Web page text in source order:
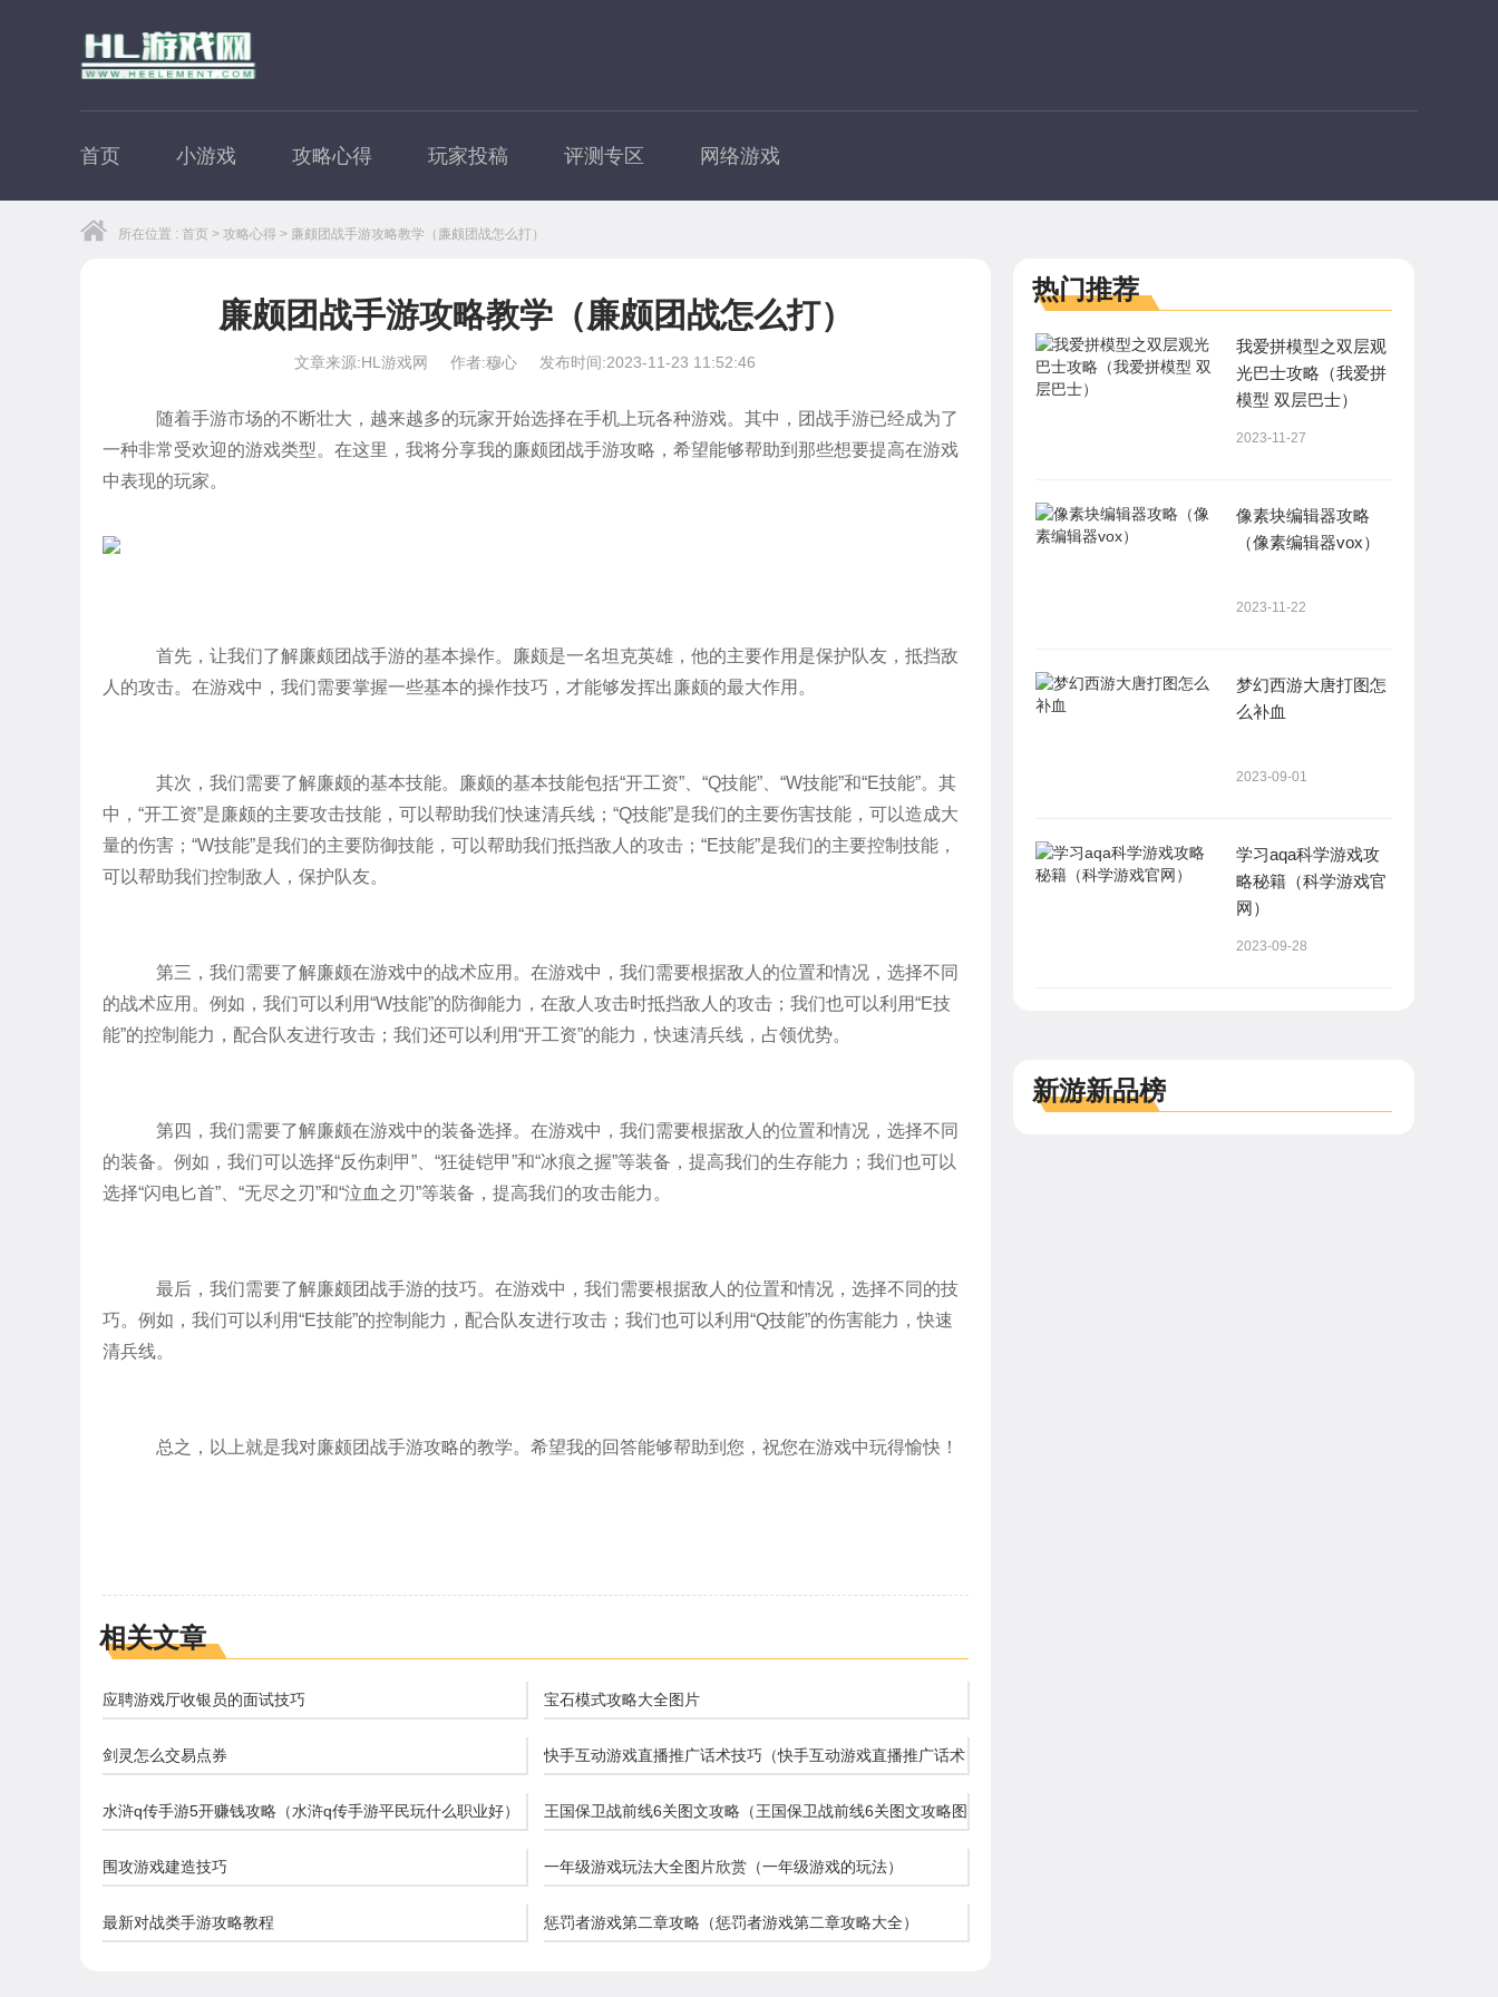
首页 小游戏 攻略心得 玩家投稿 评测专区 网络游戏
所在位置 : 首页 > 攻略心得 > 廉颇团战手游攻略教学（廉颇团战怎么打）
廉颇团战手游攻略教学（廉颇团战怎么打）
文章来源:HL游戏网 作者:穆心 发布时间:2023-11-23 11:52:46
随着手游市场的不断壮大，越来越多的玩家开始选择在手机上玩各种游戏。其中，团战手游已经成为了
一种非常受欢迎的游戏类型。在这里，我将分享我的廉颇团战手游攻略，希望能够帮助到那些想要提高在游戏
中表现的玩家。
首先，让我们了解廉颇团战手游的基本操作。廉颇是一名坦克英雄，他的主要作用是保护队友，抵挡敌
人的攻击。在游戏中，我们需要掌握一些基本的操作技巧，才能够发挥出廉颇的最大作用。
其次，我们需要了解廉颇的基本技能。廉颇的基本技能包括“开工资”、“Q技能”、“W技能”和“E技能”。其
中，“开工资”是廉颇的主要攻击技能，可以帮助我们快速清兵线；“Q技能”是我们的主要伤害技能，可以造成大
量的伤害；“W技能”是我们的主要防御技能，可以帮助我们抵挡敌人的攻击；“E技能”是我们的主要控制技能，
可以帮助我们控制敌人，保护队友。
第三，我们需要了解廉颇在游戏中的战术应用。在游戏中，我们需要根据敌人的位置和情况，选择不同
的战术应用。例如，我们可以利用“W技能”的防御能力，在敌人攻击时抵挡敌人的攻击；我们也可以利用“E技
能”的控制能力，配合队友进行攻击；我们还可以利用“开工资”的能力，快速清兵线，占领优势。
第四，我们需要了解廉颇在游戏中的装备选择。在游戏中，我们需要根据敌人的位置和情况，选择不同
的装备。例如，我们可以选择“反伤刺甲”、“狂徒铠甲”和“冰痕之握”等装备，提高我们的生存能力；我们也可以
选择“闪电匕首”、“无尽之刃”和“泣血之刃”等装备，提高我们的攻击能力。
最后，我们需要了解廉颇团战手游的技巧。在游戏中，我们需要根据敌人的位置和情况，选择不同的技
巧。例如，我们可以利用“E技能”的控制能力，配合队友进行攻击；我们也可以利用“Q技能”的伤害能力，快速
清兵线。
总之，以上就是我对廉颇团战手游攻略的教学。希望我的回答能够帮助到您，祝您在游戏中玩得愉快！
相关文章
应聘游戏厅收银员的面试技巧 宝石模式攻略大全图片
剑灵怎么交易点券
快手互动游戏直播推广话术技巧（快手互动游戏直播推广话术
水浒q传手游5开赚钱攻略（水浒q传手游平民玩什么职业好）
王国保卫战前线6关图文攻略（王国保卫战前线6关图文攻略图
围攻游戏建造技巧
一年级游戏玩法大全图片欣赏（一年级游戏的玩法）
最新对战类手游攻略教程 惩罚者游戏第二章攻略（惩罚者游戏第二章攻略大全）
热门推荐
我爱拼模型之双层观
光巴士攻略（我爱拼
模型 双层巴士）
2023-11-27
像素块编辑器攻略
（像素编辑器vox）
2023-11-22
梦幻西游大唐打图怎
么补血
2023-09-01
学习aqa科学游戏攻
略秘籍（科学游戏官
网）
2023-09-28
新游新品榜